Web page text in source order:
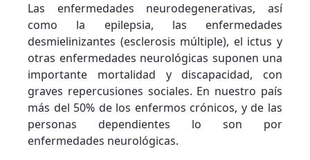
Las enfermedades neurodegenerativas, así
como la epilepsia, las enfermedades
desmielinizantes (esclerosis múltiple), el ictus y
otras enfermedades neurológicas suponen una
importante mortalidad y discapacidad, con
graves repercusiones sociales. En nuestro país
más del 50% de los enfermos crónicos, y de las
personas dependientes lo son por
enfermedades neurológicas.